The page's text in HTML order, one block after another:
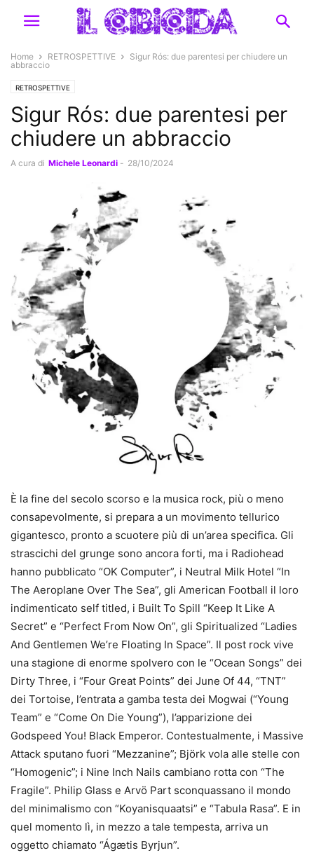
Home RETROSPETTIVE
Sigur Rós: due parentesi per chiudere un
abbraccio
RETROSPETTIVE
Sigur Rós: due parentesi per
chiudere un abbraccio
A cura di Michele Leonardi - 28/10/2024
È la fine del secolo scorso e la musica rock, più o meno
consapevolmente, si prepara a un movimento tellurico
gigantesco, pronto a scuotere più di un’area specifica. Gli
strascichi del grunge sono ancora forti, ma i Radiohead
hanno pubblicato “OK Computer”, i Neutral Milk Hotel “In
The Aeroplane Over The Sea”, gli American Football il loro
indimenticato self titled, i Built To Spill “Keep It Like A
Secret” e “Perfect From Now On”, gli Spiritualized “Ladies
And Gentlemen We’re Floating In Space”. Il post rock vive
una stagione di enorme spolvero con le “Ocean Songs” dei
Dirty Three, i “Four Great Points” dei June Of 44, “TNT”
dei Tortoise, l’entrata a gamba testa dei Mogwai (“Young
Team” e “Come On Die Young”), l’apparizione dei
Godspeed You! Black Emperor. Contestualmente, i Massive
Attack sputano fuori “Mezzanine”; Björk vola alle stelle con
“Homogenic”; i Nine Inch Nails cambiano rotta con “The
Fragile”. Philip Glass e Arvö Part sconquassano il mondo
del minimalismo con “Koyanisquaatsi” e “Tabula Rasa”. E in
quel momento lì, in mezzo a tale tempesta, arriva un
oggetto chiamato “Ágætis Byrjun”.